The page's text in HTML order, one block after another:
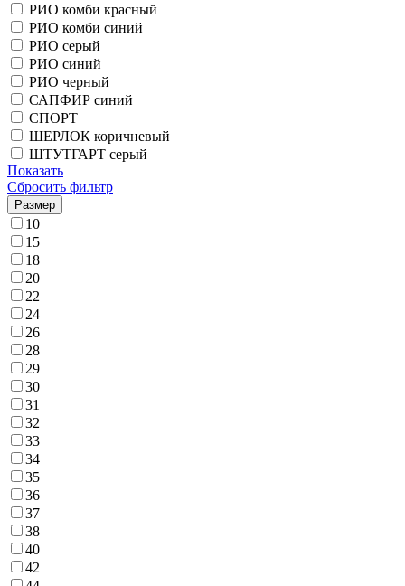
РИО комби красный
РИО комби синий
РИО серый
РИО синий
РИО черный
САПФИР синий
СПОРТ
ШЕРЛОК коричневый
ШТУТГАРТ серый
Показать
Сбросить фильтр
Размер
10
15
18
20
22
24
26
28
29
30
31
32
33
34
35
36
37
38
40
42